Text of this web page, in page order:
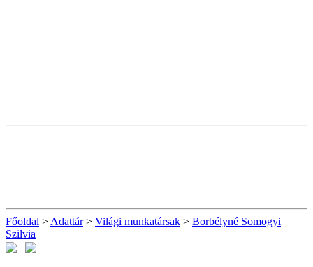
Főoldal > Adattár> Világi munkatársak > Borbélyné Somogyi
Szilvia